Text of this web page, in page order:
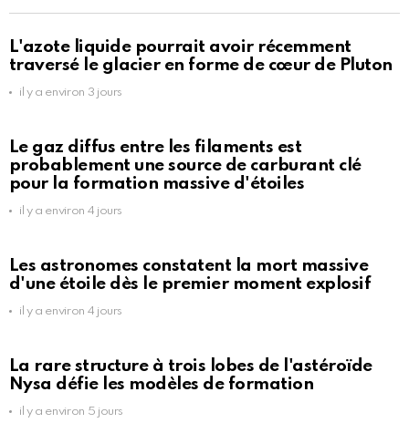
L'azote liquide pourrait avoir récemment
traversé le glacier en forme de cœur de Pluton
il y a environ 3 jours
Le gaz diffus entre les filaments est
probablement une source de carburant clé
pour la formation massive d'étoiles
il y a environ 4 jours
Les astronomes constatent la mort massive
d'une étoile dès le premier moment explosif
il y a environ 4 jours
La rare structure à trois lobes de l'astéroïde
Nysa défie les modèles de formation
il y a environ 5 jours